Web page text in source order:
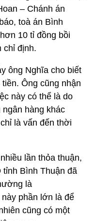
– Chánh án
toà án Bình
10 tỉ đồng bồi
chỉ định.
ông Nghĩa cho biết
Ông cũng nhận
này có thể là do
hàng khác
là vấn đến thời
lần thỏa thuận,
tỉnh Bình Thuận đã
là
phần lớn là để
cũng có một